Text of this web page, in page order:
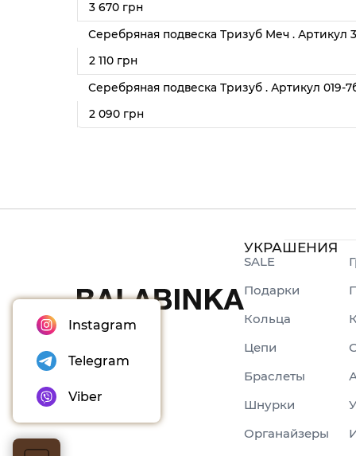
3 670 грн
Серебряная подвеска Тризуб Меч . Артикул
2 110 грн
Серебряная подвеска Тризуб . Артикул 019-
2 090 грн
УКРАШЕНИЯ
SALE
Подарки
Кольца
Цепи
Браслеты
Шнурки
Органайзеры
Instagram
Telegram
Viber